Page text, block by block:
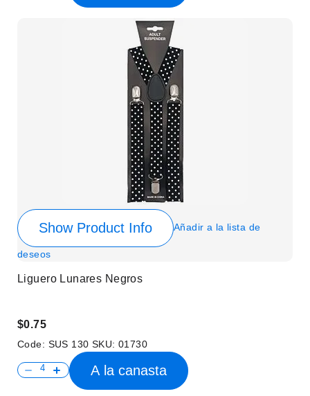
Show Product Info Añadir a la lista de
deseos
Liguero Lunares Negros
$0.75
Code: SUS 130 SKU:01730
A la canasta